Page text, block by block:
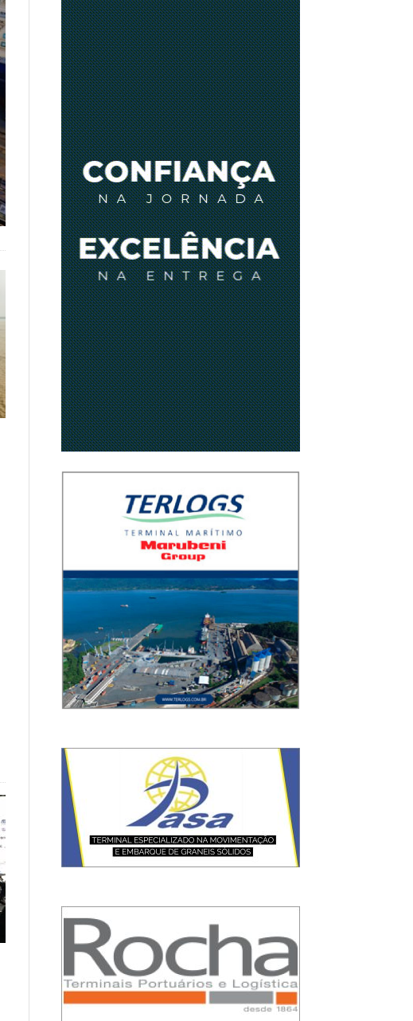
INTERNACIONAIS NO
PRIMEIRO SEMESTRE
LEIA MAIS